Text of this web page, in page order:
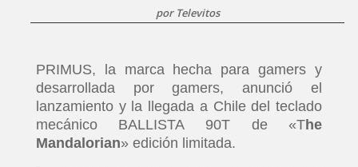
por Televitos
PRIMUS, la marca hecha para gamers y
desarrollada por gamers, anunció el
lanzamiento y la llegada a Chile del teclado
mecánico BALLISTA 90T de «The
Mandalorian» edición limitada.